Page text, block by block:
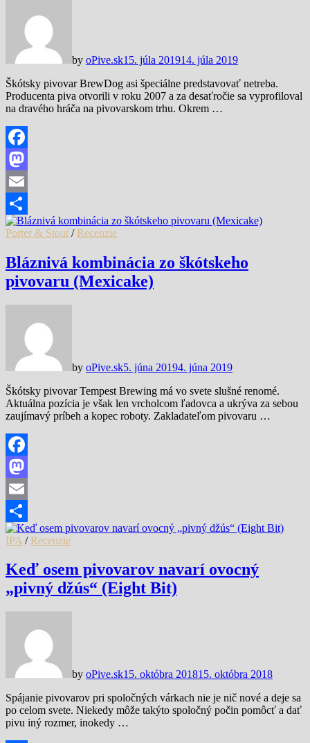
by oPive.sk15. júla 201914. júla 2019
Škótsky pivovar BrewDog asi špeciálne predstavovať netreba.
Producenta piva otvorili v roku 2007 a za desaťročie sa vyprofiloval
na dravého hráča na pivovarskom trhu. Okrem …
Facebook
Mastodon
Email
Share
Porter & Stout / Recenzie
Bláznivá kombinácia zo škótskeho
pivovaru (Mexicake)
by oPive.sk5. júna 20194. júna 2019
Škótsky pivovar Tempest Brewing má vo svete slušné renomé.
Aktuálna pozícia je však len vrcholcom ľadovca a ukrýva za sebou
zaujímavý príbeh a kopec roboty. Zakladateľom pivovaru …
Facebook
Mastodon
Email
Share
IPA / Recenzie
Keď osem pivovarov navarí ovocný
„pivný džús“ (Eight Bit)
by oPive.sk15. októbra 201815. októbra 2018
Spájanie pivovarov pri spoločných várkach nie je nič nové a deje sa
po celom svete. Niekedy môže takýto spoločný počin pomôcť a dať
pivu iný rozmer, inokedy …